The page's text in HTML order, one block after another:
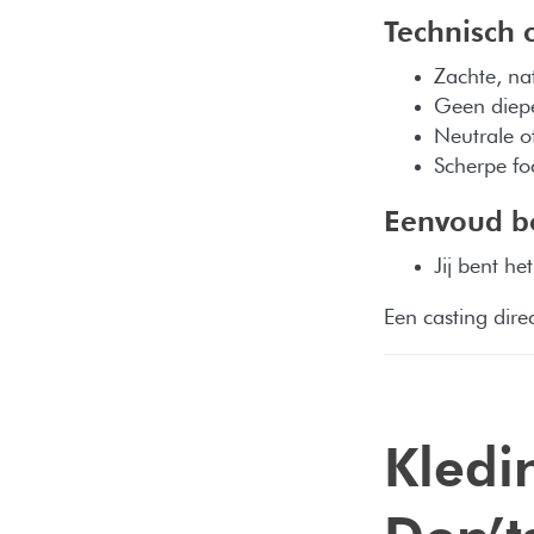
Technisch
Zachte,
Geen
Neutrale
Scherpe
Eenvoud
Jij bent
Een casting